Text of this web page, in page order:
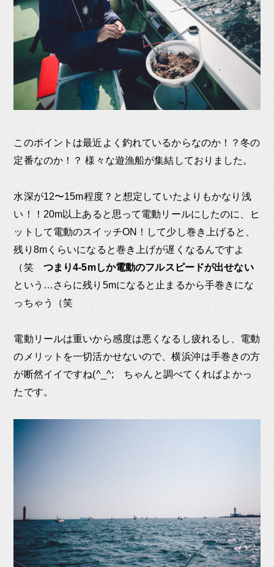
このポイントは最近よく釣れているからなのか！？冬の
定番なのか！？ 様々な遊漁船が集結しておりました。
水深が12〜15m程度？と想定していたよりもかなり浅
い！！20m以上あると思って電動リールにしたのに、ヒ
ットして電動のスイッチON！して少し巻き上げると、
残り8mくらいになると巻き上げが遅くなるんですよ
（笑 つまり4-5mしか電動のフルスピードが出せない
という…さらに残り5mになると止まるから手巻きにな
っちゃう（笑
電動リールは重いから感度は悪くなるし疲れるし、電動
のメリットを一切活かせないので、横浜沖は手巻きの方
が断然イイですね(^_^; ちゃんと調べてくればよかっ
たです。